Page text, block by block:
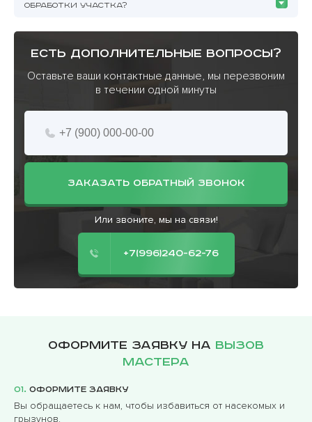
ОБРАБОТКИ УЧАСТКА?
есть дополнительные вопросы?
Оставьте ваши контактные данные, мы перезвоним
в течении одной минуты
ЗАКАЗАТЬ ОБРАТНЫЙ ЗВОНОК
Или звоните, мы на связи!
+7(996)240-62-76
Оформите заявку на вызов
мастера
01. Оформите заявку
Вы обращаетесь к нам, чтобы избавиться от насекомых и
грызунов.